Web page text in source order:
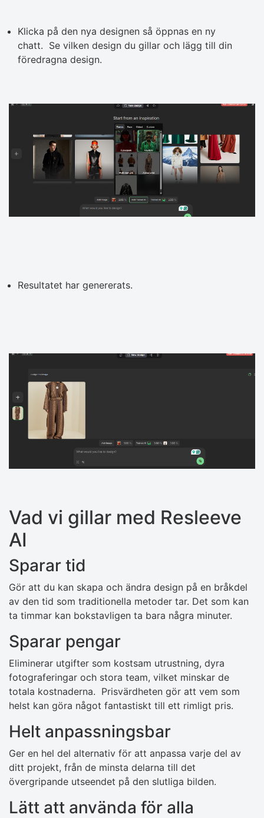
Klicka på den nya designen så öppnas en ny
chatt. Se vilken design du gillar och lägg till din
föredragna design.
Resultatet har genererats.
Vad vi gillar med Resleeve
AI
Sparar tid
Gör att du kan skapa och ändra design på en bråkdel
av den tid som traditionella metoder tar. Det som kan
ta timmar kan bokstavligen ta bara några minuter.
Sparar pengar
Eliminerar utgifter som kostsam utrustning, dyra
fotograferingar och stora team, vilket minskar de
totala kostnaderna. Prisvärdheten gör att vem som
helst kan göra något fantastiskt till ett rimligt pris.
Helt anpassningsbar
Ger en hel del alternativ för att anpassa varje del av
ditt projekt, från de minsta delarna till det
övergripande utseendet på den slutliga bilden.
Lätt att använda för alla